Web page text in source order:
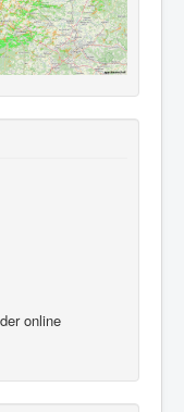
online